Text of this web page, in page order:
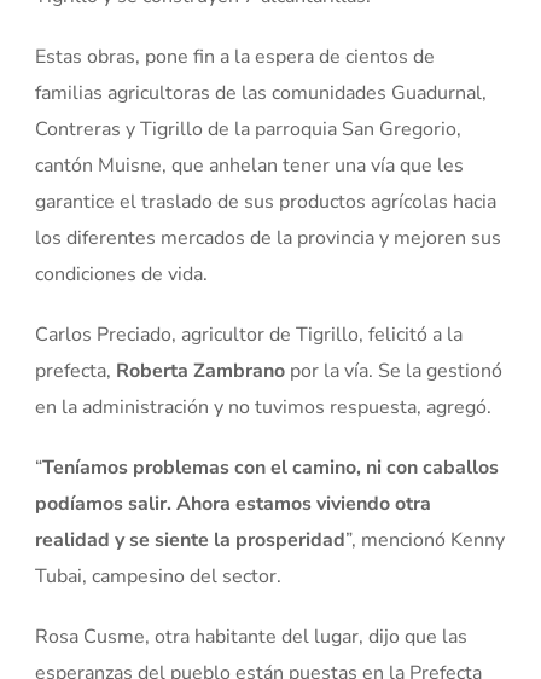
Estas obras, pone fin a la espera de cientos de
familias agricultoras de las comunidades Guadurnal,
Contreras y Tigrillo de la parroquia San Gregorio,
cantón Muisne, que anhelan tener una vía que les
garantice el traslado de sus productos agrícolas hacia
los diferentes mercados de la provincia y mejoren sus
condiciones de vida.
Carlos Preciado, agricultor de Tigrillo, felicitó a la
prefecta, Roberta Zambrano por la vía. Se la gestionó
en la administración y no tuvimos respuesta, agregó.
“Teníamos problemas con el camino, ni con caballos
podíamos salir. Ahora estamos viviendo otra
realidad y se siente la prosperidad”, mencionó Kenny
Tubai, campesino del sector.
Rosa Cusme, otra habitante del lugar, dijo que las
esperanzas del pueblo están puestas en la Prefecta